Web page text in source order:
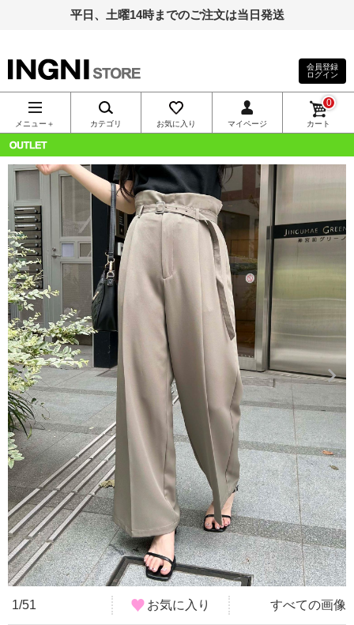
平日、土曜14時までのご注文は当日発送
INGNI（イン
グ）公式通
販｜INGNI
STORE
会員登録
ログイン
メニュー＋ カテゴリ お気に入り マイページ カート
0
OUTLET
1/51 お気に入り すべての画像